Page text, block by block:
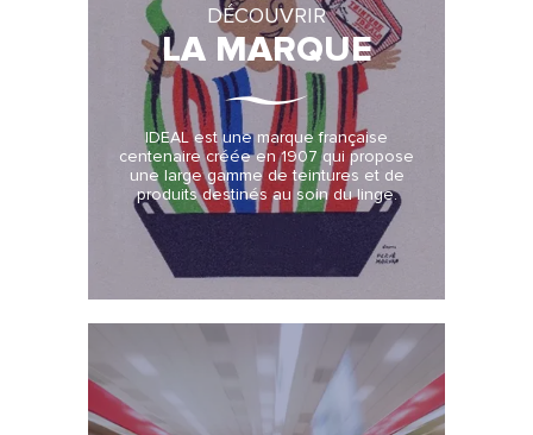
DÉCOUVRIR
LA MARQUE
IDEAL est une marque française
centenaire créée en 1907 qui propose
une large gamme de teintures et de
produits destinés au soin du linge.